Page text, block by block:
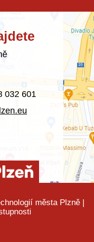
032 601
města Plzně|